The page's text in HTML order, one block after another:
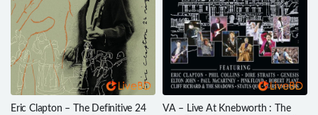
Eric Clapton – The Definitive 24
VA – Live At Knebworth : The